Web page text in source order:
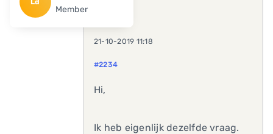
Ld
Member
21-10-2019 11:18
#2234
Hi,
Ik heb eigenlijk dezelfde vraag.